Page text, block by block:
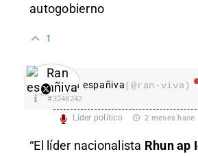
autogobierno
1
Ran españiva(@ran-viva)
#3248242
Líder político 2 meses hace
“El líder nacionalista Rhun ap